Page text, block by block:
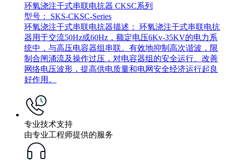
环氧浇注干式串联电抗器 CKSC系列
型号： SKS-CKSC-Series
环氧浇注干式串联电抗器描述： 环氧浇注干式串联电抗
器用于交流50Hz或60Hz，额定电压6Kv-35KV的电力系
统中，与高压电容器组串联。有效地抑制高次谐波，限
制合闸涌流及操作过压，对电容器组的安全运行、改善
网络电压波形，提高供电质量和电网安全经济运行起良
好作用。
专业技术支持
由专业工程师提供的服务